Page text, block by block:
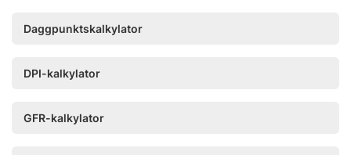
Daggpunktskalkylator
DPI-kalkylator
GFR-kalkylator